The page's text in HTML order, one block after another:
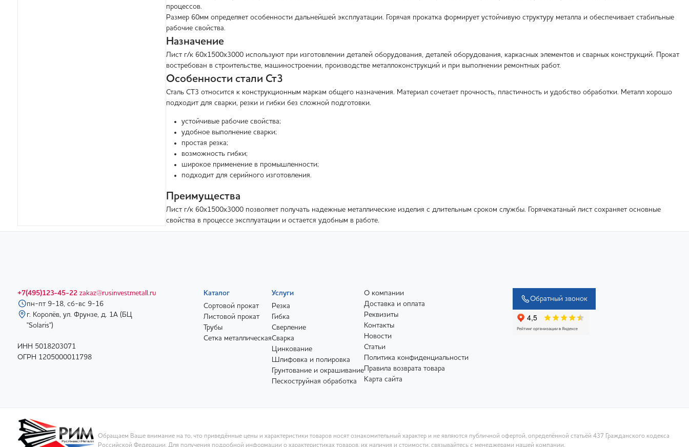
процессов.
Размер 60мм определяет особенности дальнейшей эксплуатации. Горячая прокатка формирует устойчивую структуру металла и обеспечивает стабильные
рабочие свойства.
Назначение
Лист г/к 60х1500х3000 используют при изготовлении деталей оборудования, деталей оборудования, каркасных элементов и сварных конструкций. Прокат
востребован в строительстве, машиностроении, производстве металлоконструкций и при выполнении ремонтных работ.
Особенности стали Ст3
Сталь СТ3 относится к конструкционным маркам общего назначения. Материал сочетает прочность, пластичность и удобство обработки. Металл хорошо
подходит для сварки, резки и гибки без сложной подготовки.
устойчивые рабочие свойства;
удобное выполнение сварки;
простая резка;
возможность гибки;
широкое применение в промышленности;
подходит для серийного изготовления.
Преимущества
Лист г/к 60х1500х3000 позволяет получать надежные металлические изделия с длительным сроком службы. Горячекатаный лист сохраняет основные
свойства в процессе эксплуатации и остается удобным в работе.
+7(495)123-45-22 zakaz@rusinvestmetall.ru
пн-пт 9-18, сб-вс 9-16
г. Королёв, ул. Фрунзе, д. 1А (БЦ
"Solaris")
ИНН 5018203071
ОГРН 1205000011798
Каталог
Сортовой прокат
Листовой прокат
Трубы
Сетка металлическая
Услуги
Резка
Гибка
Сверление
Сварка
Цинкование
Шлифовка и полировка
Грунтование и окрашивание
Пескоструйная обработка
О компании
Доставка и оплата
Реквизиты
Контакты
Новости
Статьи
Политика конфиденциальности
Правила возврата товара
Карта сайта
Обратный звонок
Обращаем Ваше внимание на то, что приведённые цены и характеристики товаров носят ознакомительный характер и не являются публичной офертой, определённой статьёй 437 Гражданского кодекса
Российской Федерации. Для получения подробной информации о характеристиках товаров, их наличия и стоимости, связывайтесь с менеджерами нашей компании.